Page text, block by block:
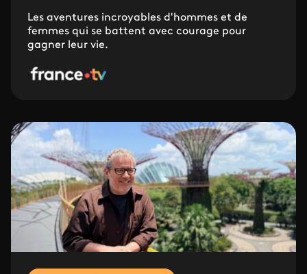
Les aventures incroyables d'hommes et de
femmes qui se battent avec courage pour
gagner leur vie.